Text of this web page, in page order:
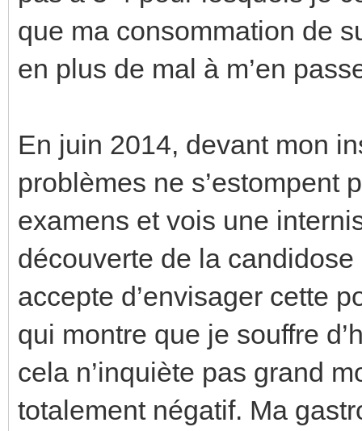
que ma consommation de
en plus de mal à m’en
En juin 2014, devant mon
problèmes ne s’estompent
examens et vois une
découverte de la
accepte d’envisager cette
qui montre que je souffre
cela n’inquiète pas grand
totalement négatif. Ma